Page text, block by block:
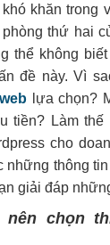
khăn trong
thứ hai
thể không
đề này. Vì
lựa chọn?
tiền? Làm
cho
những thông
giải đáp
chọn